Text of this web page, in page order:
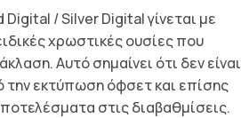
/ Silver Digital γίνεται με
χρωστικές ουσίες που
Αυτό σημαίνει ότι δεν είναι
εκτύπωση όφσετ και επίσης
στις διαβαθμίσεις.